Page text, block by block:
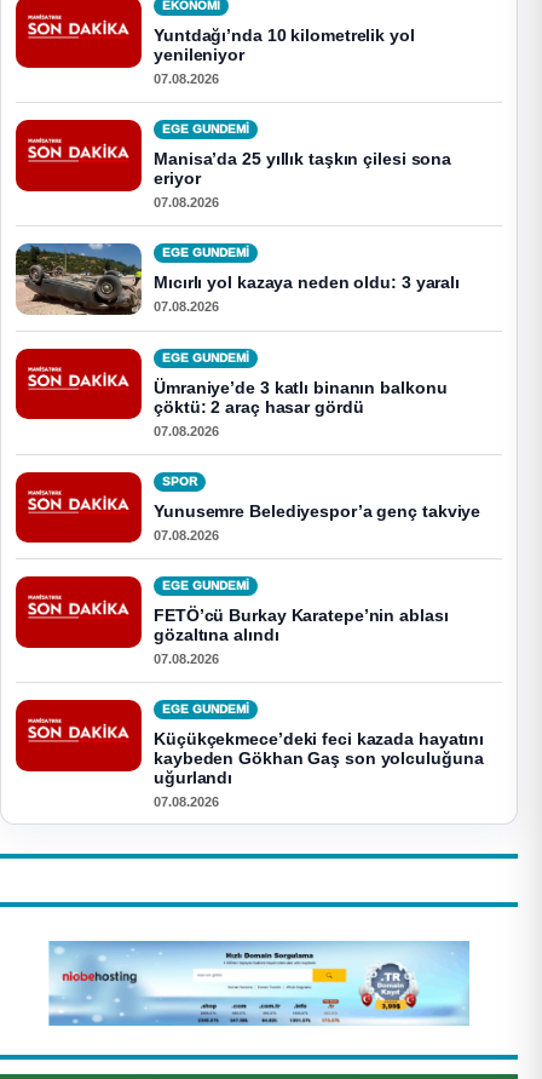
EKONOMI
Yuntdağı’nda 10 kilometrelik yol
yenileniyor
07.08.2026
EGE GUNDEMİ
Manisa’da 25 yıllık taşkın çilesi sona
eriyor
07.08.2026
EGE GUNDEMİ
Mıcırlı yol kazaya neden oldu: 3 yaralı
07.08.2026
EGE GUNDEMİ
Ümraniye’de 3 katlı binanın balkonu
çöktü: 2 araç hasar gördü
07.08.2026
SPOR
Yunusemre Belediyespor’a genç takviye
07.08.2026
EGE GUNDEMİ
FETÖ’cü Burkay Karatepe’nin ablası
gözaltına alındı
07.08.2026
EGE GUNDEMİ
Küçükçekmece’deki feci kazada hayatını
kaybeden Gökhan Gaş son yolculuğuna
uğurlandı
07.08.2026